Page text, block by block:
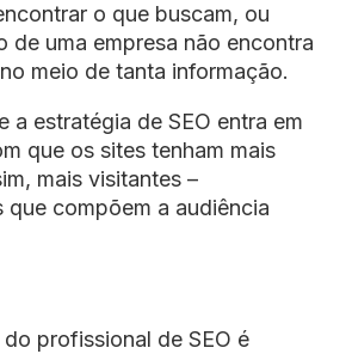
o que buscam, ou
de uma empresa não encontra
meio de tanta informação.
a estratégia de SEO entra em
que os sites tenham mais
mais visitantes –
que compõem a audiência
profissional de SEO é